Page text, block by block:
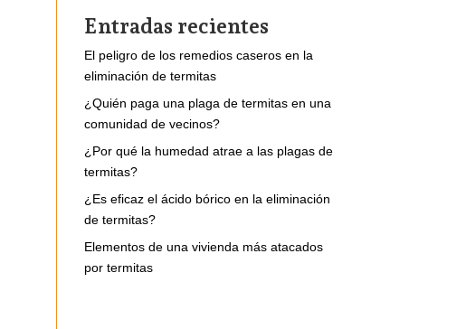
Entradas recientes
El peligro de los remedios caseros en la
eliminación de termitas
¿Quién paga una plaga de termitas en una
comunidad de vecinos?
¿Por qué la humedad atrae a las plagas de
termitas?
¿Es eficaz el ácido bórico en la eliminación
de termitas?
Elementos de una vivienda más atacados
por termitas